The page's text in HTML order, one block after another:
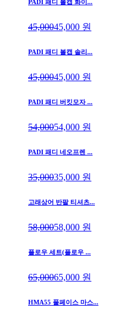
PADI 패디 볼캡 화이...
45,00045,000 원
PADI 패디 볼캡 솔리...
45,00045,000 원
PADI 패디 버킷모자 ...
54,00054,000 원
PADI 패디 네오프렌 ...
35,00035,000 원
고래상어 반팔 티셔츠...
58,00058,000 원
플로우 세트(플로우 ...
65,00065,000 원
HMA55 풀페이스 마스...